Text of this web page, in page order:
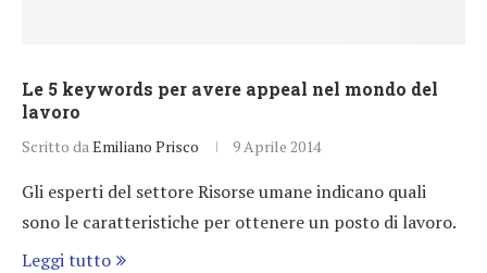
Le 5 keywords per avere appeal nel mondo del
lavoro
Scritto da Emiliano Prisco 9 Aprile 2014
Gli esperti del settore Risorse umane indicano quali
sono le caratteristiche per ottenere un posto di lavoro.
Leggi tutto